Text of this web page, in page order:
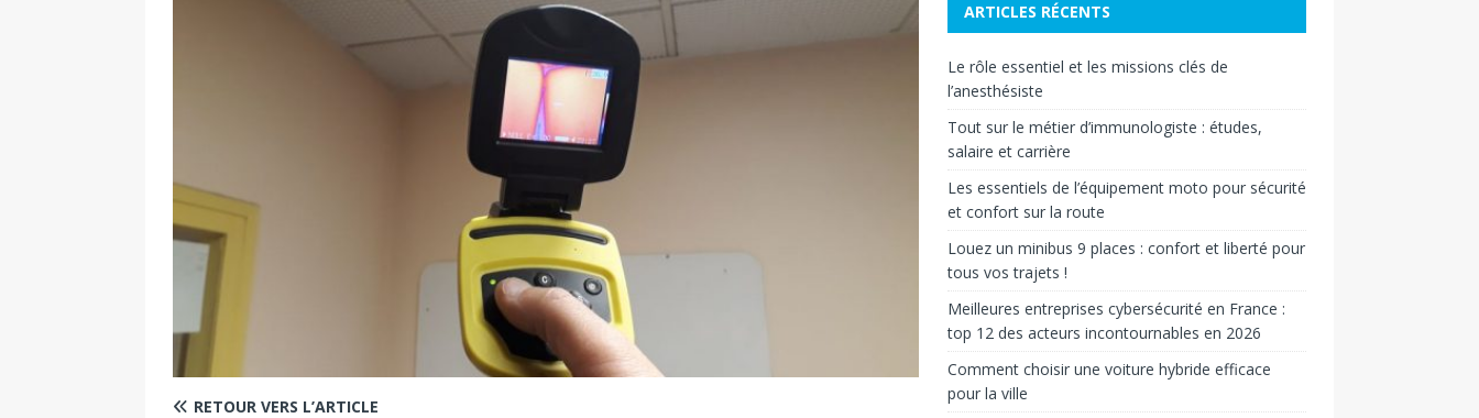
RETOUR VERS L’ARTICLE
ARTICLES RÉCENTS
Le rôle essentiel et les missions clés de
l’anesthésiste
Tout sur le métier d’immunologiste : études,
salaire et carrière
Les essentiels de l’équipement moto pour sécurité
et confort sur la route
Louez un minibus 9 places : confort et liberté pour
tous vos trajets !
Meilleures entreprises cybersécurité en France :
top 12 des acteurs incontournables en 2026
Comment choisir une voiture hybride efficace
pour la ville